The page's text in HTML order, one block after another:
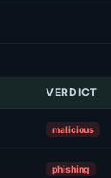
VERDICT
malicious
phishing